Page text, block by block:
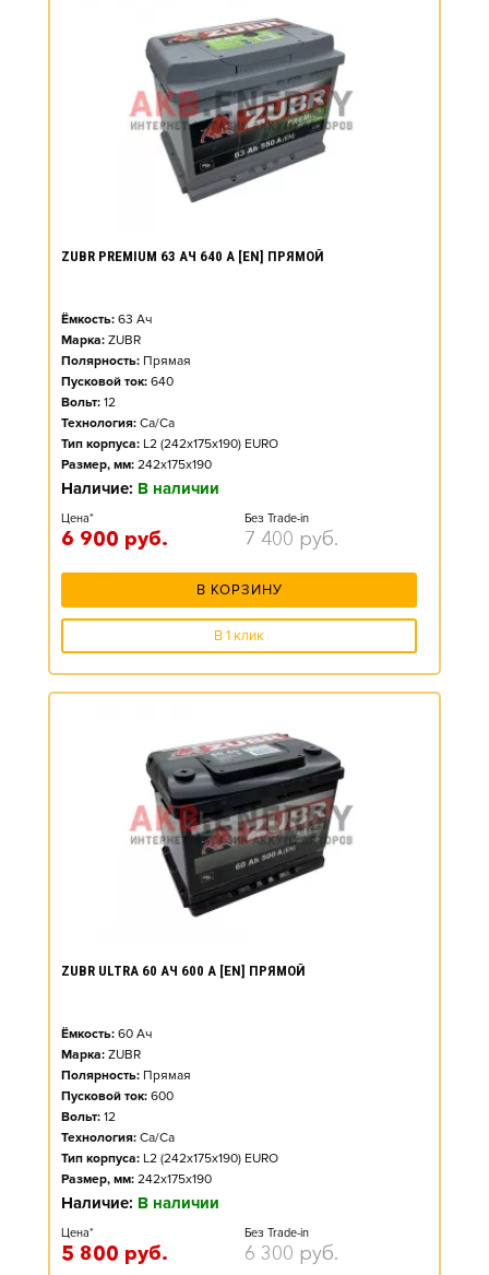
ZUBR PREMIUM 63 АЧ 640 А [EN] ПРЯМОЙ
Ёмкость: 63 Ач
Марка: ZUBR
Полярность: Прямая
Пусковой ток: 640
Вольт: 12
Технология: Ca/Ca
Тип корпуса: L2 (242x175x190) EURO
Размер, мм: 242x175x190
Наличие: В наличии
Цена*
6 900 руб.
Без Trade-in
7 400 руб.
В КОРЗИНУ
В 1 клик
ZUBR ULTRA 60 АЧ 600 А [EN] ПРЯМОЙ
Ёмкость: 60 Ач
Марка: ZUBR
Полярность: Прямая
Пусковой ток: 600
Вольт: 12
Технология: Ca/Ca
Тип корпуса: L2 (242x175x190) EURO
Размер, мм: 242x175x190
Наличие: В наличии
Цена*
5 800 руб.
Без Trade-in
6 300 руб.